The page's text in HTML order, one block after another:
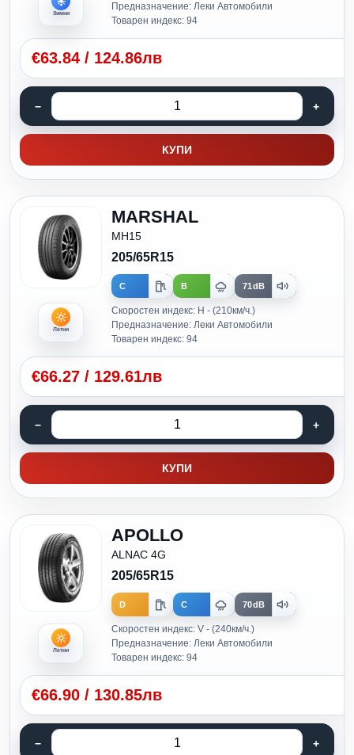
Зимни
Предназначение: Леки Автомобили
Товарен индекс: 94
€63.84 / 124.86лв
КУПИ
Летни
MARSHAL
MH15
205/65R15
C B 71dB
Скоростен индекс: H - (210км/ч.)
Предназначение: Леки Автомобили
Товарен индекс: 94
€66.27 / 129.61лв
КУПИ
Летни
APOLLO
ALNAC 4G
205/65R15
D C 70dB
Скоростен индекс: V - (240км/ч.)
Предназначение: Леки Автомобили
Товарен индекс: 94
€66.90 / 130.85лв